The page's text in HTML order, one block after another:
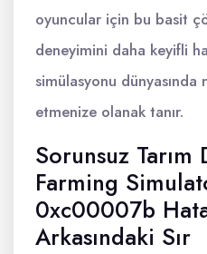
oyuncular için bu basit
deneyimini daha keyifli
simülasyonu dünyasında
etmenize olanak tanır.
Sorunsuz Tarım
Farming
0xc00007b
Arkasındaki Sır